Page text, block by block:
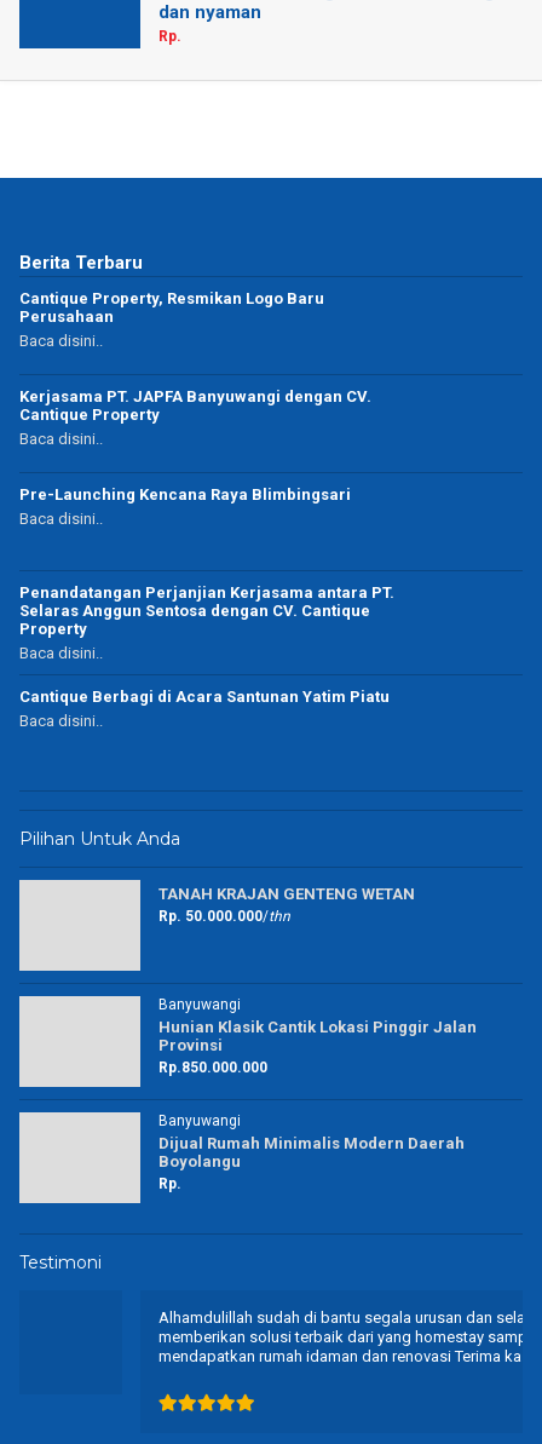
dan nyaman
Rp.
Berita Terbaru
Cantique Property, Resmikan Logo Baru
Perusahaan
Baca disini..
Kerjasama PT. JAPFA Banyuwangi dengan CV.
Cantique Property
Baca disini..
Pre-Launching Kencana Raya Blimbingsari
Baca disini..
Penandatangan Perjanjian Kerjasama antara PT.
Selaras Anggun Sentosa dengan CV. Cantique
Property
Baca disini..
Cantique Berbagi di Acara Santunan Yatim Piatu
Baca disini..
Pilihan Untuk Anda
TANAH KRAJAN GENTENG WETAN
Rp. 50.000.000/thn
Banyuwangi
Hunian Klasik Cantik Lokasi Pinggir Jalan
Provinsi
Rp.850.000.000
Banyuwangi
Dijual Rumah Minimalis Modern Daerah
Boyolangu
Rp.
Testimoni
Alhamdulillah sudah di bantu segala urusan dan selalu
memberikan solusi terbaik dari yang homestay sampai proses
mendapatkan rumah idaman dan renovasi Terima kasih banyak